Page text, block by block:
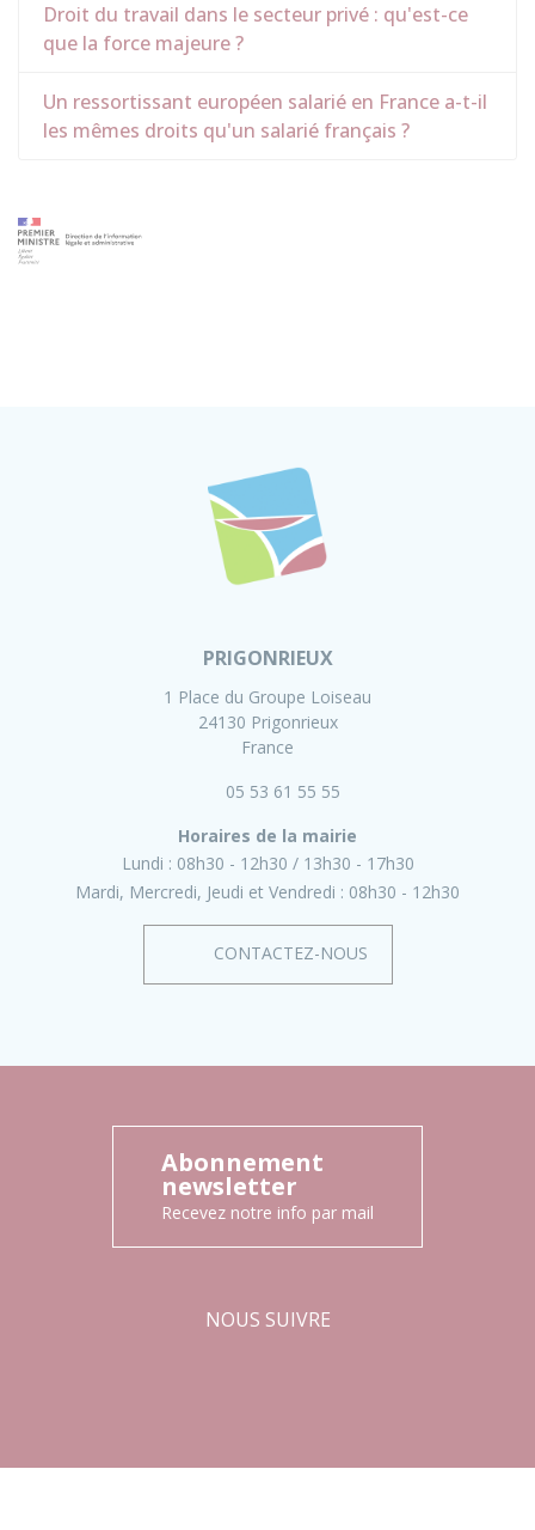
Droit du travail dans le secteur privé : qu'est-ce
que la force majeure ?
Un ressortissant européen salarié en France a-t-il
les mêmes droits qu'un salarié français ?
PRIGONRIEUX
1 Place du Groupe Loiseau
24130 Prigonrieux
France
05 53 61 55 55
Horaires de la mairie
Lundi : 08h30 - 12h30
13h30 - 17h30
Mardi, Mercredi, Jeudi et Vendredi : 08h30 - 12h30
CONTACTEZ-NOUS
Abonnement
newsletter
Recevez notre info par mail
NOUS SUIVRE